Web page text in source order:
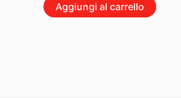
Aggiungi al carrello